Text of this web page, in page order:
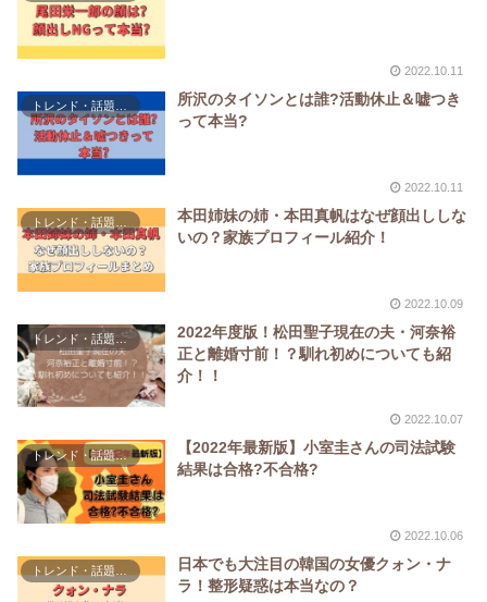
2022.10.11
所沢のタイソンとは誰?活動休止＆嘘つき
って本当?
2022.10.11
本田姉妹の姉・本田真帆はなぜ顔出ししな
いの？家族プロフィール紹介！
2022.10.09
トレンド・話題な人
2022年度版！松田聖子現在の夫・河奈裕
正と離婚寸前！？馴れ初めについても紹
介！！
2022.10.07
トレンド・話題な人
【2022年最新版】小室圭さんの司法試験
結果は合格?不合格?
2022.10.06
日本でも大注目の韓国の女優クォン・ナ
ラ！整形疑惑は本当なの？